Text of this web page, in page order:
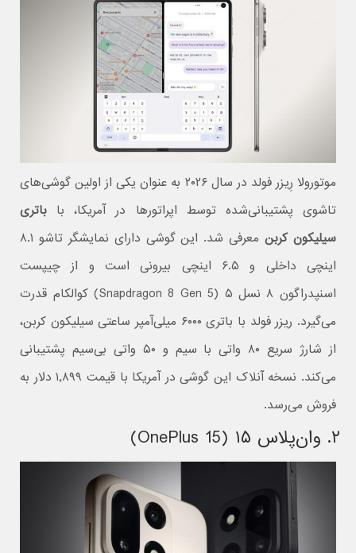
موتورولا رِیزر فولد در سال ۲۰۲۶ به عنوان یکی از اولین گوشی‌های
تاشوی پشتیبانی‌شده توسط اپراتورها در آمریکا، با باتری
سیلیکون کربن
معرفی شد. این گوشی دارای نمایشگر تاشو ۸.۱
اینچی داخلی و ۶.۵ اینچی بیرونی است و از چیپست
اسنپدراگون ۸ نسل ۵ (Snapdragon 8 Gen 5) کوالکام قدرت
می‌گیرد. ریزر فولد با باتری ۶۰۰۰ میلی‌آمپر ساعتی سیلیکون کربن،
از شارژ سریع ۸۰ واتی با سیم و ۵۰ واتی بی‌سیم پشتیبانی
می‌کند. نسخه آنلاک این گوشی در آمریکا با قیمت ۱٬۸۹۹ دلار به
فروش می‌رسد.
۲. وان‌پلاس ۱۵ (OnePlus 15)